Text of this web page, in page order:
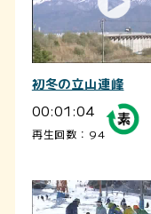
初冬の立山連峰
00:01:04
再生回数：94